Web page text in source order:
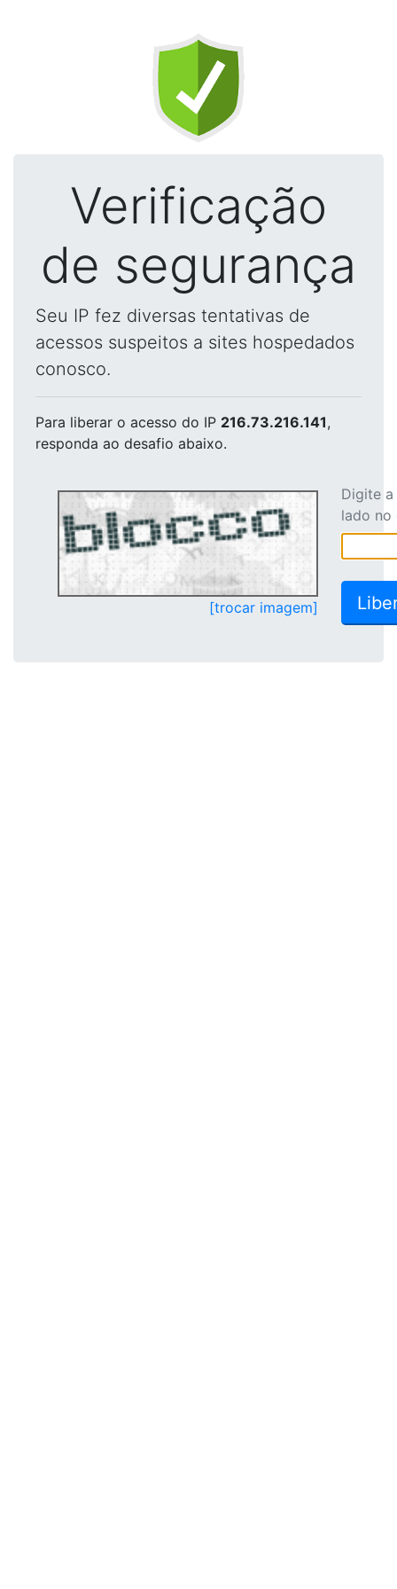
Verificação
de segurança
Seu IP fez diversas tentativas de
acessos suspeitos a sites hospedados
conosco.
Para liberar o acesso do IP 216.73.216.141,
responda ao desafio abaixo.
[trocar imagem]
Digite
lado no